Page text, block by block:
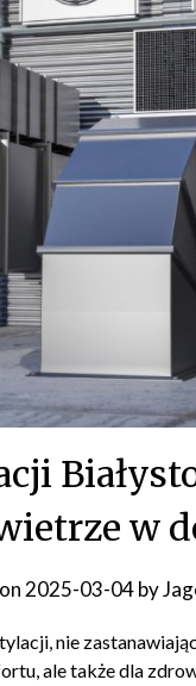
w
2025-03-04by
nie
ale także dla